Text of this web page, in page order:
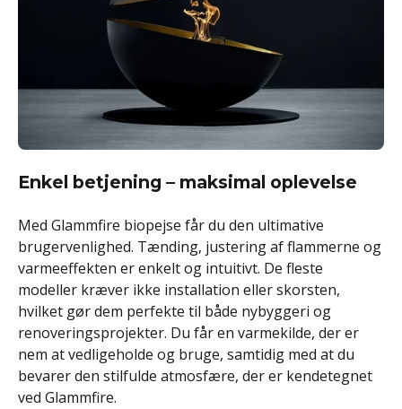
Enkel betjening – maksimal oplevelse
Med Glammfire biopejse får du den ultimative
brugervenlighed. Tænding, justering af flammerne og
varmeeffekten er enkelt og intuitivt. De fleste
modeller kræver ikke installation eller skorsten,
hvilket gør dem perfekte til både nybyggeri og
renoveringsprojekter. Du får en varmekilde, der er
nem at vedligeholde og bruge, samtidig med at du
bevarer den stilfulde atmosfære, der er kendetegnet
ved Glammfire.